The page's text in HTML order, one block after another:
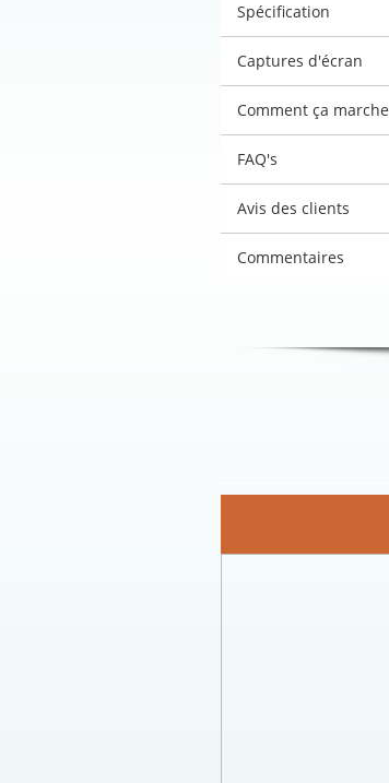
Spécification
Captures d'écran
Comment ça marche
FAQ's
Avis des clients
Commentaires